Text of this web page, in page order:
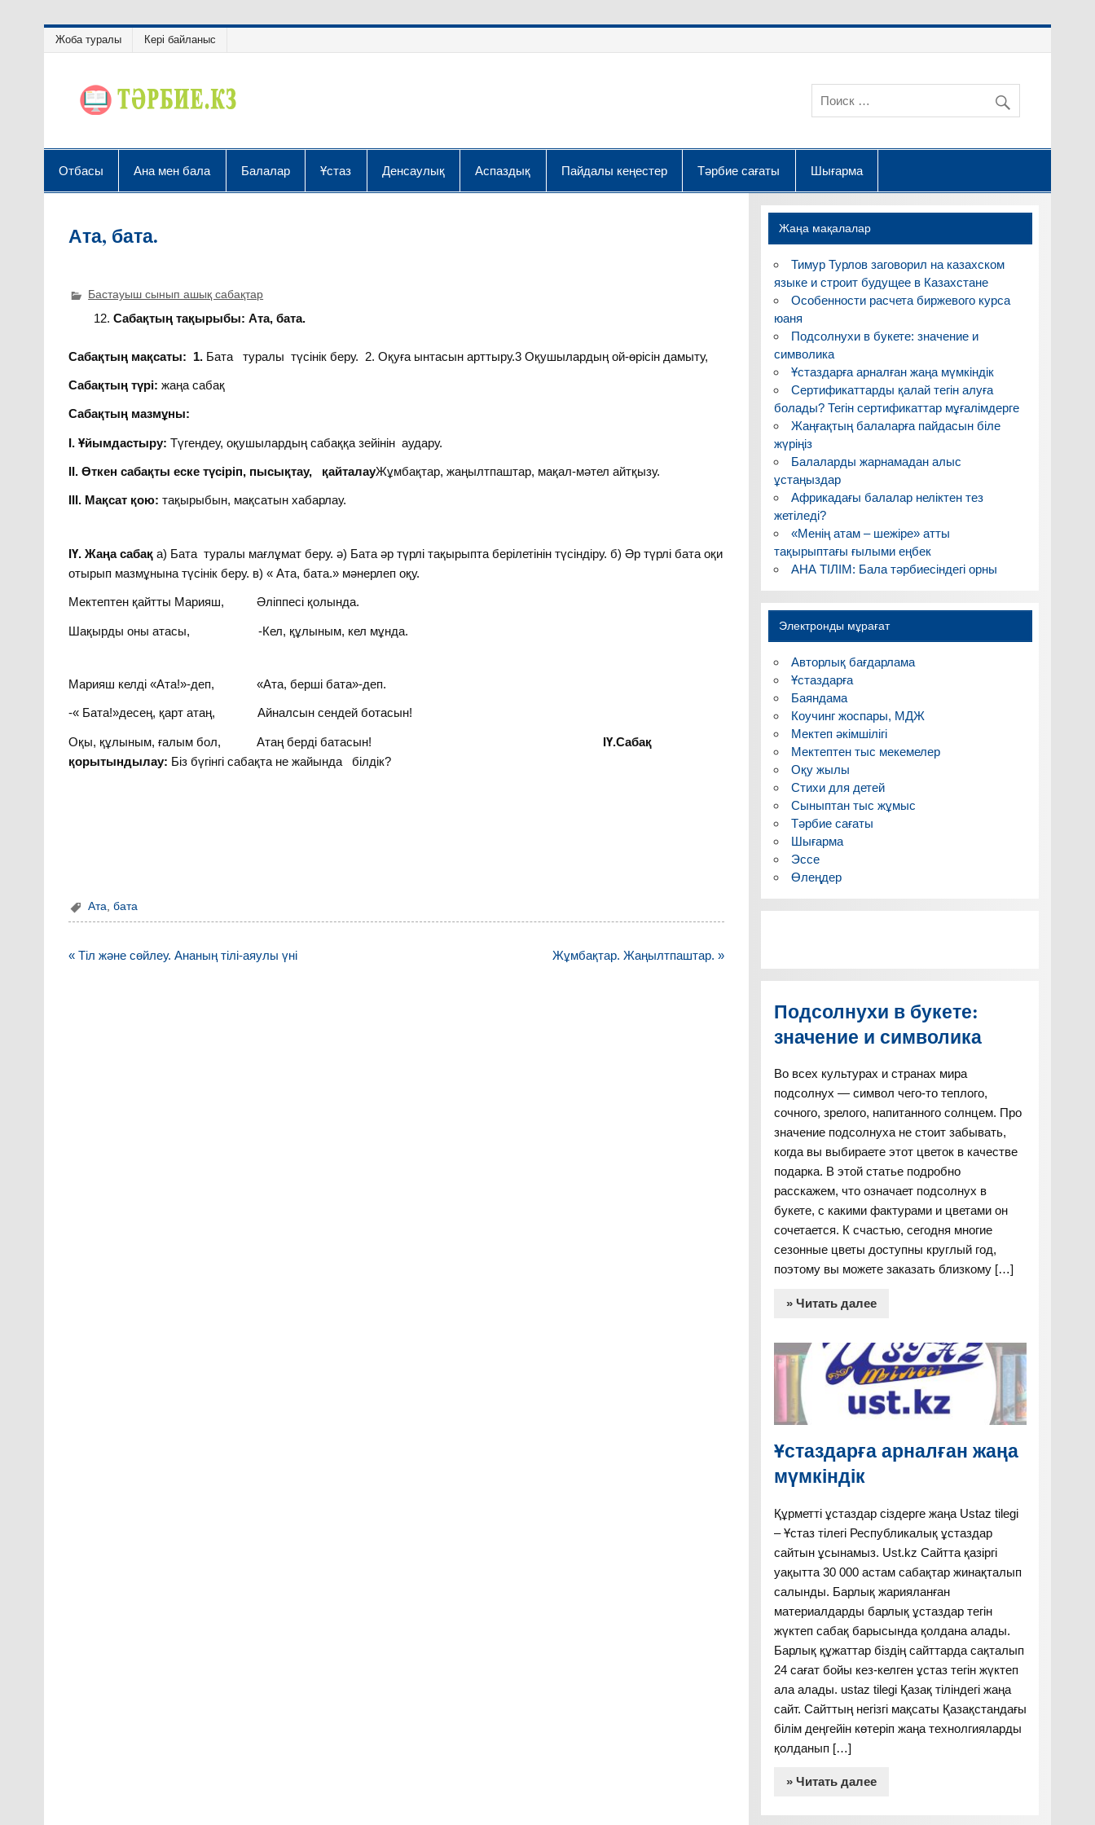
Жоба туралы Кері байланыс
Отбасы Ана мен бала Балалар Ұстаз Денсаулық Аспаздық Пайдалы кеңестер Тәрбие сағаты Шығарма
Ата, бата.
Бастауыш сынып ашық сабақтар
Сабақтың тақырыбы: Ата, бата.
Сабақтың мақсаты: 1. Бата туралы түсінік беру. 2. Оқуға ынтасын арттыру.3 Оқушылардың ой-өрісін дамыту,
Сабақтың түрі:жаңа сабақ
Сабақтың мазмұны:
І. Ұйымдастыру:Түгендеу, оқушылардың сабаққа зейінін аудару.
ІІ. Өткен сабақты еске түсіріп, пысықтау, қайталауЖұмбақтар, жаңылтпаштар, мақал-мәтел айтқызу.
ІІІ. Мақсат қою:тақырыбын, мақсатын хабарлау.
ІҮ. Жаңа сабақа) Бата туралы мағлұмат беру. ә) Бата әр түрлі тақырыпта берілетінін түсіндіру. б) Әр түрлі бата оқи
отырып мазмұнына түсінік беру. в) « Ата, бата.» мәнерлеп оқу.
Мектептен қайтты Марияш, Әліппесі қолында.
Шақырды оны атасы, -Кел, құлыным, кел мұнда.
Марияш келді «Ата!»-деп, «Ата, берші бата»-деп.
-« Бата!»десең, қарт атаң, Айналсын сендей ботасын!
Оқы, құлыным, ғалым бол, Атаң берді батасын! ІҮ.Сабақ
қорытындылау: Біз бүгінгі сабақта не жайында білдік?
Ата ,бата
Навигация
« Тіл және сөйлеу. Ананың тілі-аяулы үні Жұмбақтар. Жаңылтпаштар. »
Жаңа мақалалар
Тимур Турлов заговорил на казахском
языке и строит будущее в Казахстане
Особенности расчета биржевого курса
юаня
Подсолнухи в букете: значение и
символика
Ұстаздарға арналған жаңа мүмкіндік
Сертификаттарды қалай тегін алуға
болады? Тегін сертификаттар мұғалімдерге
Жаңғақтың балаларға пайдасын біле
жүріңіз
Балаларды жарнамадан алыс
ұстаңыздар
Африкадағы балалар неліктен тез
жетіледі?
«Менің атам – шежіре» атты
тақырыптағы ғылыми еңбек
АНА ТІЛІМ: Бала тәрбиесіндегі орны
Электронды мұрағат
Авторлық бағдарлама
Ұстаздарға
Баяндама
Коучинг жоспары, МДЖ
Мектеп әкімшілігі
Мектептен тыс мекемелер
Оқу жылы
Стихи для детей
Сыныптан тыс жұмыс
Тәрбие сағаты
Шығарма
Эссе
Өлеңдер
Подсолнухи в букете:
значение и символика
Во всех культурах и странах мира
подсолнух — символ чего-то теплого,
сочного, зрелого, напитанного солнцем. Про
значение подсолнуха не стоит забывать,
когда вы выбираете этот цветок в качестве
подарка. В этой статье подробно
расскажем, что означает подсолнух в
букете, с какими фактурами и цветами он
сочетается. К счастью, сегодня многие
сезонные цветы доступны круглый год,
поэтому вы можете заказать близкому […]
» Читать далее
Ұстаздарға арналған жаңа
мүмкіндік
Құрметті ұстаздар сіздерге жаңа Ustaz tilegi
– Ұстаз тілегі Республикалық ұстаздар
сайтын ұсынамыз. Ust.kz Сайтта қазіргі
уақытта 30 000 астам сабақтар жинақталып
салынды. Барлық жарияланған
материалдарды барлық ұстаздар тегін
жүктеп сабақ барысында қолдана алады.
Барлық құжаттар біздің сайттарда сақталып
24 сағат бойы кез-келген ұстаз тегін жүктеп
ала алады. ustaz tilegi Қазақ тіліндегі жаңа
сайт. Сайттың негізгі мақсаты Қазақстандағы
білім деңгейін көтеріп жаңа технолгияларды
қолданып […]
» Читать далее